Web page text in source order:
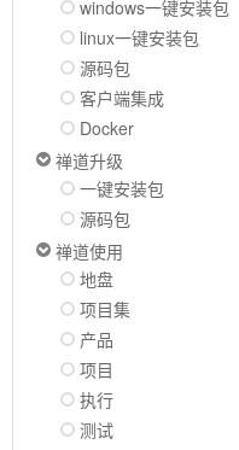
windows一键安装包
linux一键安装包
源码包
客户端集成
Docker
禅道升级
一键安装包
源码包
禅道使用
地盘
项目集
产品
项目
执行
测试